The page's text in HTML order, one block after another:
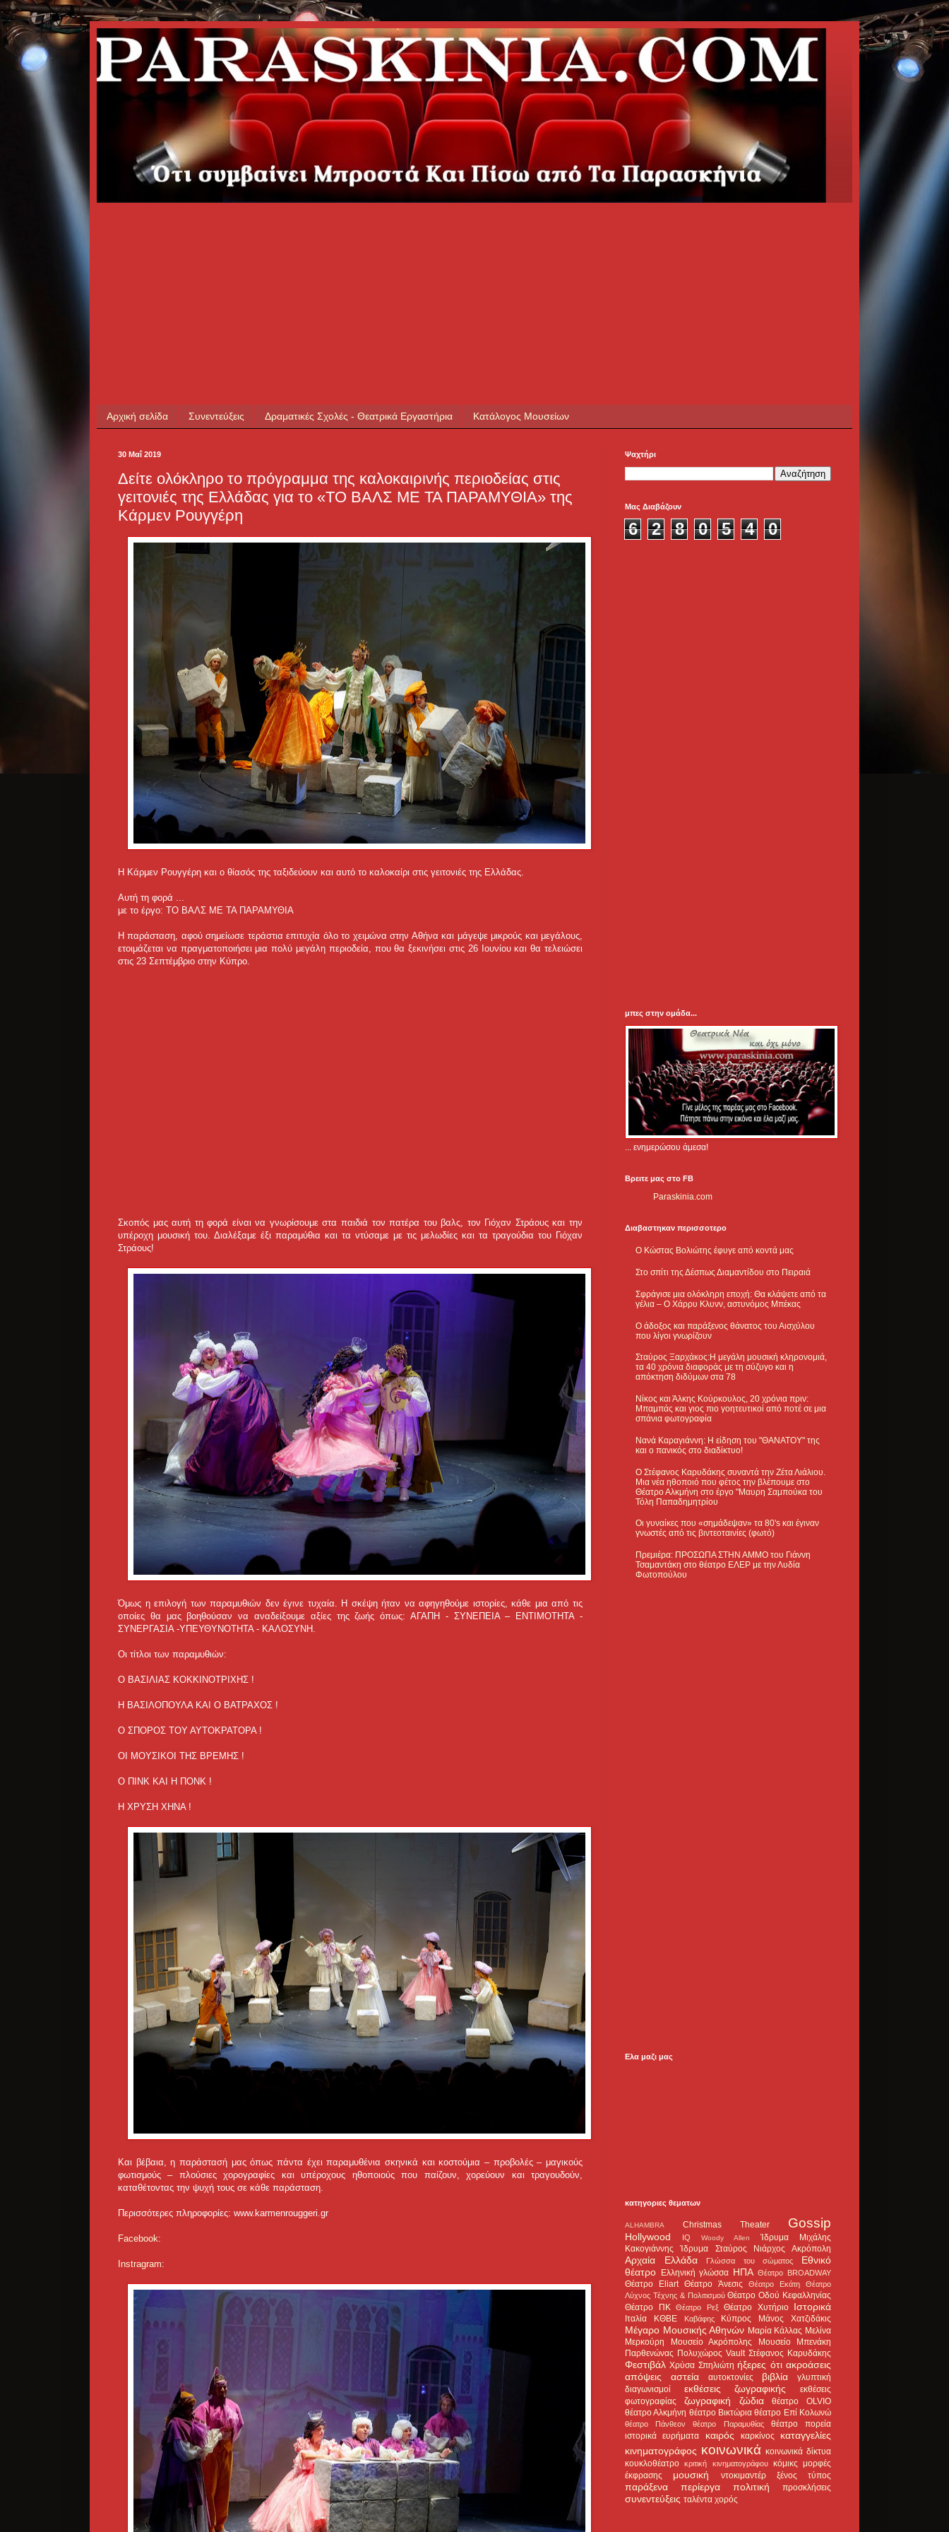
Αρχική σελίδα Συνεντεύξεις Δραματικές Σχολές - Θεατρικά Εργαστήρια Κατάλογος Μουσείων
30 Μαΐ 2019
Δείτε ολόκληρο το πρόγραμμα της καλοκαιρινής περιοδείας στις
γειτονιές της Ελλάδας για το «ΤΟ ΒΑΛΣ ΜΕ ΤΑ ΠΑΡΑΜΥΘΙΑ» της
Κάρμεν Ρουγγέρη
Η Κάρμεν Ρουγγέρη και ο θίασός της ταξιδεύουν και αυτό το καλοκαίρι στις γειτονιές της Ελλάδας.
Αυτή τη φορά ...
με το έργο: ΤΟ ΒΑΛΣ ΜΕ ΤΑ ΠΑΡΑΜΥΘΙΑ
Η παράσταση, αφού σημείωσε τεράστια επιτυχία όλο το χειμώνα στην Αθήνα και μάγεψε μικρούς και μεγάλους,
ετοιμάζεται να πραγματοποιήσει μια πολύ μεγάλη περιοδεία, που θα ξεκινήσει στις 26 Ιουνίου και θα τελειώσει
στις 23 Σεπτέμβριο στην Κύπρο.
Σκοπός μας αυτή τη φορά είναι να γνωρίσουμε στα παιδιά τον πατέρα του βαλς, τον Γιόχαν Στράους και την
υπέροχη μουσική του. Διαλέξαμε έξι παραμύθια και τα ντύσαμε με τις μελωδίες και τα τραγούδια του Γιόχαν
Στράους!
Όμως η επιλογή των παραμυθιών δεν έγινε τυχαία. Η σκέψη ήταν να αφηγηθούμε ιστορίες, κάθε μια από τις
οποίες θα μας βοηθούσαν να αναδείξουμε αξίες της ζωής όπως: ΑΓΑΠΗ - ΣΥΝΕΠΕΙΑ – ΕΝΤΙΜΟΤΗΤΑ -
ΣΥΝΕΡΓΑΣΙΑ -ΥΠΕΥΘΥΝΟΤΗΤΑ - ΚΑΛΟΣΥΝΗ.
Οι τίτλοι των παραμυθιών:
Ο ΒΑΣΙΛΙΑΣ ΚΟΚΚΙΝΟΤΡΙΧΗΣ !
Η ΒΑΣΙΛΟΠΟΥΛΑ ΚΑΙ Ο ΒΑΤΡΑΧΟΣ !
Ο ΣΠΟΡΟΣ ΤΟΥ ΑΥΤΟΚΡΑΤΟΡΑ !
ΟΙ ΜΟΥΣΙΚΟΙ ΤΗΣ ΒΡΕΜΗΣ !
Ο ΠΙΝΚ ΚΑΙ Η ΠΟΝΚ !
Η ΧΡΥΣΗ ΧΗΝΑ !
Και βέβαια, η παράστασή μας όπως πάντα έχει παραμυθένια σκηνικά και κοστούμια – προβολές – μαγικούς
φωτισμούς – πλούσιες χορογραφίες και υπέροχους ηθοποιούς που παίζουν, χορεύουν και τραγουδούν,
καταθέτοντας την ψυχή τους σε κάθε παράσταση.
Περισσότερες πληροφορίες: www.karmenrouggeri.gr
Facebook:
Instragram:
Ψαχτήρι
Μας Διαβάζουν
6 2 8 0 5 4 0
μπες στην ομάδα...
... ενημερώσου άμεσα!
Βρειτε μας στο FB
Paraskinia.com
Διαβαστηκαν περισσοτερο
Ο Κώστας Βολιώτης έφυγε από κοντά μας
Στο σπίτι της Δέσπως Διαμαντίδου στο Πειραιά
Σφράγισε μια ολόκληρη εποχή: Θα κλάψετε από τα
γέλια – Ο Χάρρυ Κλυνν, αστυνόμος Μπέκας
Ο άδοξος και παράξενος θάνατος του Αισχύλου
που λίγοι γνωρίζουν
Σταύρος Ξαρχάκος:Η μεγάλη μουσική κληρονομιά,
τα 40 χρόνια διαφοράς με τη σύζυγο και η
απόκτηση διδύμων στα 78
Νίκος και Άλκης Κούρκουλος, 20 χρόνια πριν:
Μπαμπάς και γιος πιο γοητευτικοί από ποτέ σε μια
σπάνια φωτογραφία
Νανά Καραγιάννη: Η είδηση του "ΘΑΝΑΤΟΥ" της
και ο πανικός στο διαδίκτυο!
Ο Στέφανος Καρυδάκης συναντά την Ζέτα Λιάλιου.
Μια νέα ηθοποιό που φέτος την βλέπουμε στο
Θέατρο Αλκμήνη στο έργο "Μαυρη Σαμπούκα του
Τόλη Παπαδημητρίου
Οι γυναίκες που «σημάδεψαν» τα 80's και έγιναν
γνωστές από τις βιντεοταινίες (φωτό)
Πρεμιέρα: ΠΡΟΣΩΠΑ ΣΤΗΝ ΑΜΜΟ του Γιάννη
Τσαμαντάκη στο θέατρο ΕΛΕΡ με την Λυδία
Φωτοπούλου
Ελα μαζι μας
κατηγοριες θεματων
ALHAMBRA Christmas Theater Gossip
Hollywood IQ Woody Allen
Ίδρυμα Μιχάλης
Κακογιάννης
Ίδρυμα Σταύρος Νιάρχος Ακρόπολη
Αρχαία Ελλάδα Γλώσσα του σώματος
Εθνικό
θέατρο Ελληνική γλώσσα ΗΠΑ Θέατρο BROADWAY
Θέατρο Eliart Θέατρο Άνεσις Θέατρο Εκάτη
Θέατρο
Λύχνος Τέχνης & Πολιτισμού Θέατρο Οδού Κεφαλληνίας
Θέατρο ΠΚ
Θέατρο Ρεξ Θέατρο Χυτήριο Ιστορικά
Ιταλία ΚΘΒΕ Καβάφης Κύπρος Μάνος Χατζιδάκις
Μέγαρο Μουσικής Αθηνών Μαρία Κάλλας Μελίνα
Μερκούρη
Μουσείο Ακρόπολης
Μουσείο Μπενάκη
Παρθενώνας Πολυχώρος Vault Στέφανος Καρυδάκης
Φεστιβάλ Χρύσα Σπηλιώτη ήξερες ότι ακροάσεις
απόψεις
αστεία αυτοκτονίες βιβλία
γλυπτική
διαγωνισμοί
εκθέσεις ζωγραφικής
εκθέσεις
φωτογραφίας
ζωγραφική ζώδια
θέατρο OLVIO
θέατρο Αλκμήνη θέατρο Βικτώρια θέατρο Επί Κολωνώ
θέατρο Πάνθεον θέατρο Παραμυθίας
θέατρο πορεία
ιστορικά ευρήματα
καιρός καρκίνος
καταγγελίες
κινηματογράφος κοινωνικά κοινωνικά δίκτυα
κουκλοθέατρο
κριτική κινηματογράφου κόμικς μορφές
έκφρασης
μουσική ντοκιμαντέρ ξένος τύπος
παράξενα περίεργα πολιτική προσκλήσεις
συνεντεύξεις ταλέντα χορός